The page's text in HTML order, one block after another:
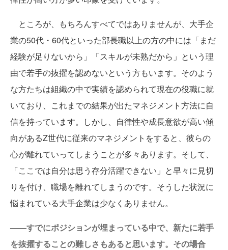
ところが、もちろんすべてではありませんが、大手企
業の50代・60代といった部長職以上の方の中には「まだ
経験が足りないから」「スキルが未熟だから」という理
由で若手の抜擢を認めないという方もいます。そのよう
な方たちは組織の中で実績を認められて現在の役職に就
いており、これまでの結果が出たマネジメント方法に自
信を持っています。しかし、自律性や成長意欲が高い傾
向があるZ世代に従来のマネジメントをすると、彼らの
心が離れていってしまうことが多々あります。そして、
「ここでは自分は思う存分活躍できない」と早々に見切
りを付け、職場を離れてしまうのです。そうした状況に
悩まれている大手企業は少なくありません。
——すでにポジションが埋まっている中で、新たに若手
を抜擢することの難しさもあると思います。その場合